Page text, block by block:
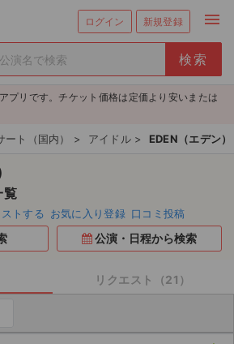
ログイン 新規登録 menu
探す
覧
プリです。チケット価格は定価より安いまたは
ト（国内） > アイドル > EDEN（エデン）
覧
トする お気に入り登録 口コミ投稿
公演・日程から検索
リクエスト（21）